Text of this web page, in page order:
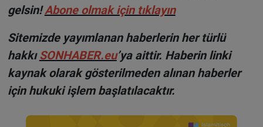
gelsin!Abone olmak için tıklayın
Sitemizde yayımlanan haberlerin her türlü
hakkıSONHABER.eu’ya aittir. Haberin linki
kaynak olarak gösterilmeden alınan haberler
için hukuki işlem başlatılacaktır.